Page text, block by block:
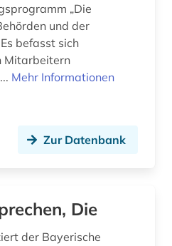
„Die
und der
befasst sich
Mitarbeitern
Mehr Informationen
Zur Datenbank
Die
der Bayerische